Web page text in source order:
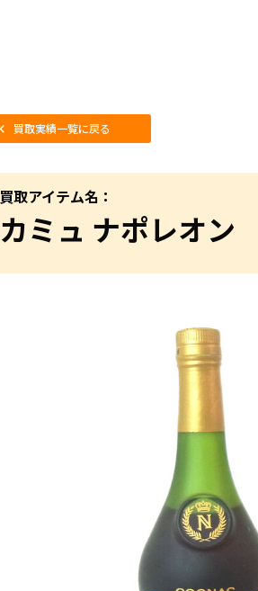
買取実績一覧に戻る
買取アイテム名：
カミュ ナポレオン